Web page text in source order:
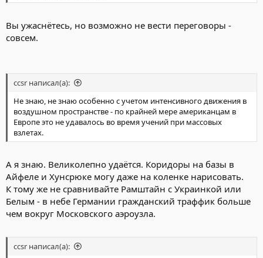
Вы ужаснётесь, но возможно не вести переговоры -
совсем.
ccsr написал(а):
Не знаю, не знаю особенно с учетом интенсивного движения в
воздушном пространстве - по крайней мере американцам в
Европе это не удавалось во время учений при массовых
взлетах.
А я знаю. Великолепно удаётся. Коридоры на базы в
Айфеле и Хунсрюке могу даже на коленке нарисовать.
К тому же не сравнивайте Рамштайн с Украинкой или
Белым - в небе Германии гражданский траффик больше
чем вокруг Московского аэроузла.
ccsr написал(а):